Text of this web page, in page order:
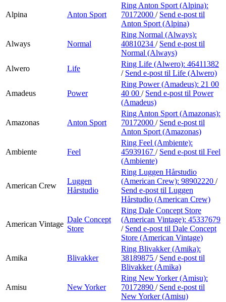
Alpina Anton Sport
Ring Anton Sport (Alpina):
70172000 / Send e-post til
Anton Sport (Alpina)
Always Normal
Ring Normal (Always):
40810234 / Send e-post til
Normal (Always)
Alwero
Life
Ring Life (Alwero): 46411382
/ Send e-post til Life (Alwero)
Amadeus Power
Ring Power (Amadeus): 21 00
40 00 / Send e-post til Power
(Amadeus)
Amazonas Anton Sport
Ring Anton Sport (Amazonas):
70172000 / Send e-post til
Anton Sport (Amazonas)
Ambiente Feel
Ring Feel (Ambiente):
45939167 / Send e-post til Feel
(Ambiente)
American Crew
Luggen
Hårstudio
Ring Luggen Hårstudio
(American Crew): 98902220 /
Send e-post til Luggen
Hårstudio (American Crew)
American Vintage
Dale Concept
Store
Ring Dale Concept Store
(American Vintage): 45337679
/ Send e-post til Dale Concept
Store (American Vintage)
Amika Blivakker
Ring Blivakker (Amika):
38189875 / Send e-post til
Blivakker (Amika)
Amisu New Yorker
Ring New Yorker (Amisu):
70172890 / Send e-post til
New Yorker (Amisu)